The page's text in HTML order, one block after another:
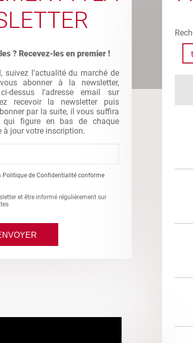
? Recevez-les en premier !
suivez l'actualité du marché de
abonner à la newsletter,
dessus l'adresse email sur
recevoir la newsletter puis
par la suite, il vous suffira
figure en bas de chaque
à jour votre inscription.
Politique de Confidentialité conforme
et être informé régulièrement sur